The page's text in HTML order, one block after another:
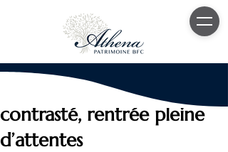
Actualités financières : été
contrasté, rentrée pleine
d’attentes
14 oct. 2025